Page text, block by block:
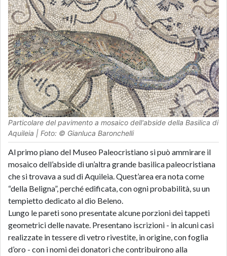
Particolare del pavimento a mosaico dell'abside della Basilica di
Aquileia | Foto: © Gianluca Baronchelli
Al primo piano del Museo Paleocristiano si può ammirare il
mosaico dell’abside di un’altra grande basilica paleocristiana
che si trovava a sud di Aquileia. Quest’area era nota come
“della Beligna”, perché edificata, con ogni probabilità, su un
tempietto dedicato al dio Beleno.
Lungo le pareti sono presentate alcune porzioni dei tappeti
geometrici delle navate. Presentano iscrizioni - in alcuni casi
realizzate in tessere di vetro rivestite, in origine, con foglia
d’oro - con i nomi dei donatori che contribuirono alla